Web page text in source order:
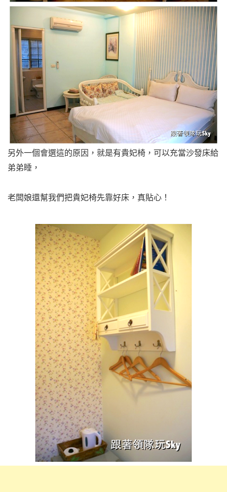
另外一個會選這的原因，就是有貴妃椅，可以充當沙發床給
弟弟睡，
老闆娘還幫我們把貴妃椅先靠好床，真貼心！